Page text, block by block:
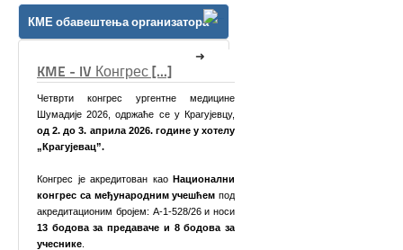
КМЕ обавештења организатора
[...]
медицине
се у Крагујевцу,
године у хотелу
каоНационални
учешћемпод
А-1-528/26 и носи
и 8 бодова за
КМЕ Симпозијум [...]